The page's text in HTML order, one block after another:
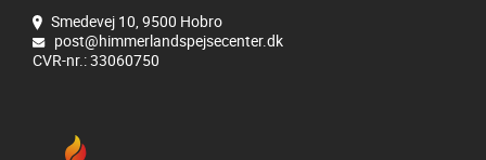
Smedevej 10, 9500 Hobro
post@himmerlandspejsecenter.dk
CVR-nr.: 33060750